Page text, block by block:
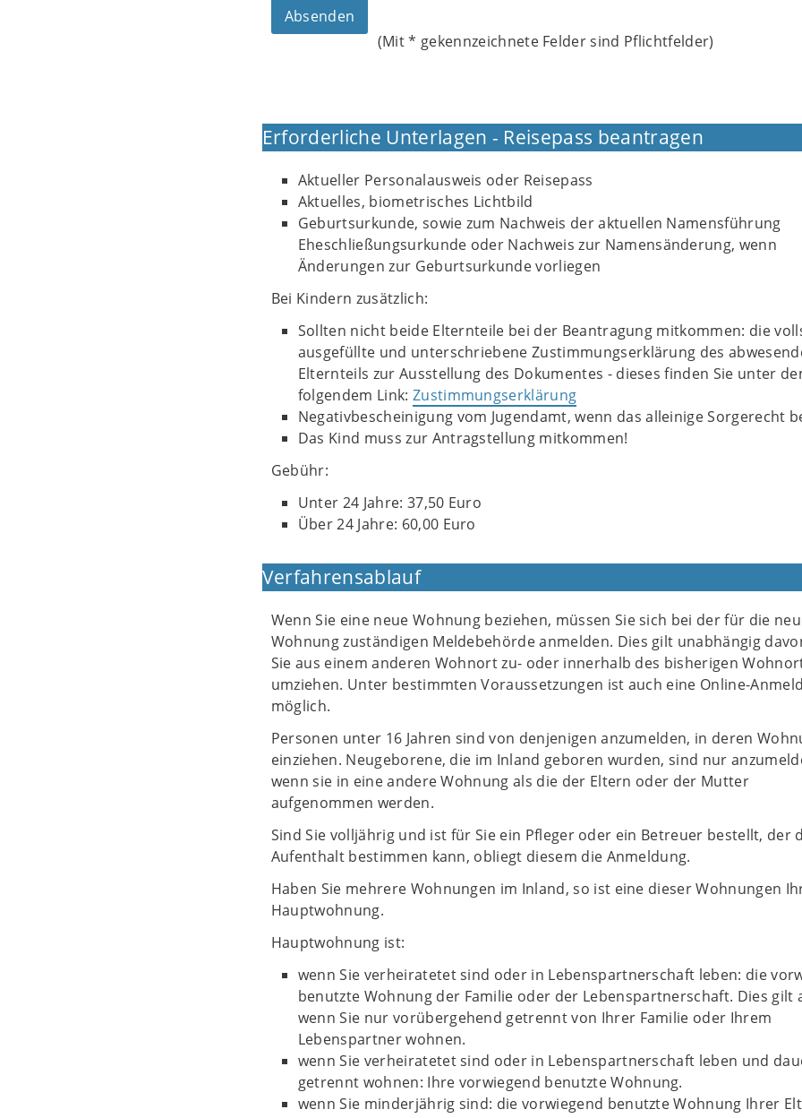
(Mit* gekennzeichnete Felder sind Pflichtfelder)
Erforderliche Unterlagen - Reisepass beantragen
Aktueller Personalausweis oder Reisepass
Aktuelles, biometrisches Lichtbild
Geburtsurkunde, sowie zum Nachweis der aktuellen Namensführung
Eheschließungsurkunde oder Nachweis zur Namensänderung, wenn
Änderungen zur Geburtsurkunde vorliegen
Bei Kindern zusätzlich:
Sollten nicht beide Elternteile bei der Beantragung mitkommen: die
ausgefüllte und unterschriebene Zustimmungserklärung des
Elternteils zur Ausstellung des Dokumentes - dieses finden Sie unter
folgendem Link: Zustimmungserklärung
Negativbescheinigung vom Jugendamt, wenn das alleinige Sorgerecht
Das Kind muss zur Antragstellung mitkommen!
Gebühr:
Unter 24 Jahre: 37,50 Euro
Über 24 Jahre: 60,00 Euro
Verfahrensablauf
Wenn Sie eine neue Wohnung beziehen, müssen Sie sich bei der für die
Wohnung zuständigen Meldebehörde anmelden. Dies gilt unabhängig
Sie aus einem anderen Wohnort zu- oder innerhalb des bisherigen
umziehen. Unter bestimmten Voraussetzungen ist auch eine Online-
möglich.
Personen unter 16 Jahren sind von denjenigen anzumelden, in deren
einziehen. Neugeborene, die im Inland geboren wurden, sind nur
wenn sie in eine andere Wohnung als die der Eltern oder der Mutter
aufgenommen werden.
Sind Sie volljährig und ist für Sie ein Pfleger oder ein Betreuer bestellt, der
Aufenthalt bestimmen kann, obliegt diesem die Anmeldung.
Haben Sie mehrere Wohnungen im Inland, so ist eine dieser Wohnungen
Hauptwohnung.
Hauptwohnung ist:
wenn Sie verheiratetet sind oder in Lebenspartnerschaft leben: die
benutzte Wohnung der Familie oder der Lebenspartnerschaft. Dies gilt
wenn Sie nur vorübergehend getrennt von Ihrer Familie oder Ihrem
Lebenspartner wohnen.
wenn Sie verheiratetet sind oder in Lebenspartnerschaft leben und
getrennt wohnen: Ihre vorwiegend benutzte Wohnung.
wenn Sie minderjährig sind: die vorwiegend benutzte Wohnung Ihrer